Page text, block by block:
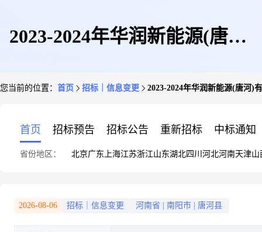
2023-2024年华润新能源(唐河)
您当前的位置： 首页 招标｜信息变更 2023-2024年华润新能源(唐河)
首页 招标预告 招标公告 重新招标 中标通知
省份地区： 北京广东 上海江苏浙江山东湖北四川 河北河南天津山
2026-08-06 招标｜信息变更 河南省 南阳市 唐河县